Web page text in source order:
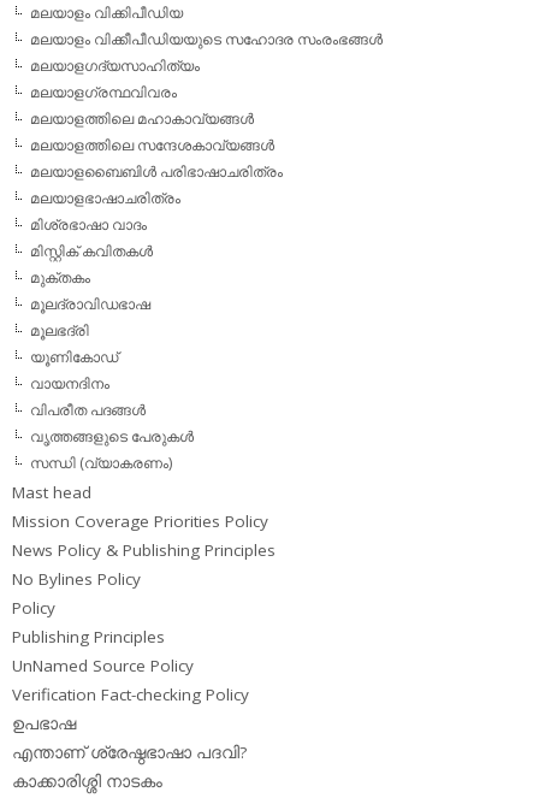
മലയാളം വിക്കിപീഡിയ
മലയാളം വിക്കീപീഡിയയുടെ സഹോദര സംരംഭങ്ങള്‍
മലയാളഗദ്യസാഹിത്യം
മലയാളഗ്രന്ഥവിവരം
മലയാളത്തിലെ മഹാകാവ്യങ്ങള്‍
മലയാളത്തിലെ സന്ദേശകാവ്യങ്ങള്‍
മലയാളബൈബിള്‍ പരിഭാഷാചരിത്രം
മലയാളഭാഷാചരിത്രം
മിശ്രഭാഷാ വാദം
മിസ്റ്റിക് കവിതകള്‍
മുക്തകം
മൂലദ്രാവിഡഭാഷ
മൂലഭദ്രി
യൂണികോഡ്
വായനദിനം
വിപരീത പദങ്ങള്‍
വൃത്തങ്ങളുടെ പേരുകള്‍
സന്ധി (വ്യാകരണം)
Mast head
Mission Coverage Priorities Policy
News Policy & Publishing Principles
No Bylines Policy
Policy
Publishing Principles
UnNamed Source Policy
Verification Fact-checking Policy
ഉപഭാഷ
എന്താണ് ശ്രേഷ്ഠഭാഷാ പദവി?
കാക്കാരിശ്ശി നാടകം